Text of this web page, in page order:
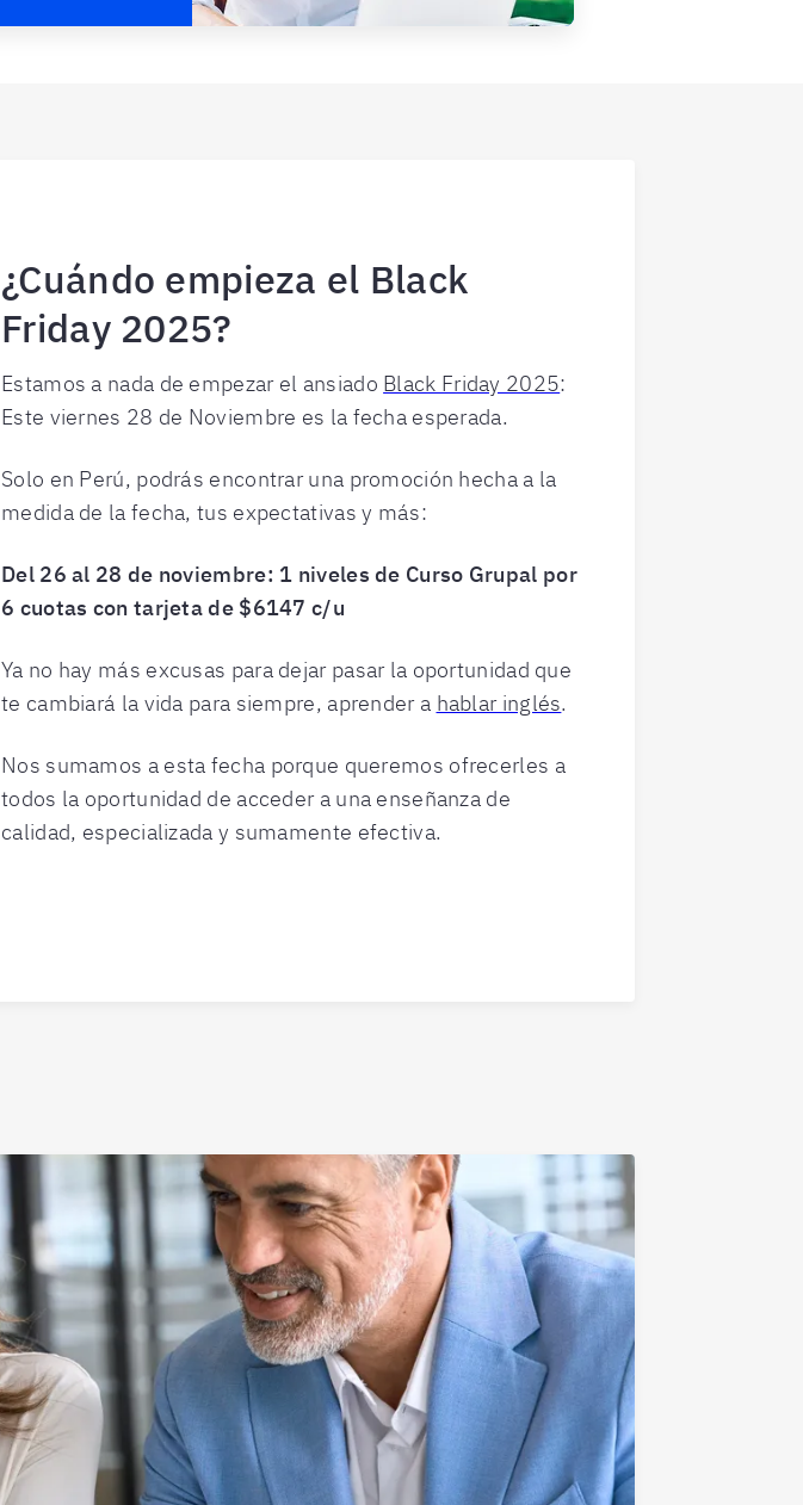
¿Cuándo empieza el Black
Friday 2025?
Estamos a nada de empezar el ansiado Black Friday 2025:
Este viernes 28 de Noviembre es la fecha esperada.
Solo en Perú, podrás encontrar una promoción hecha a la
medida de la fecha, tus expectativas y más:
Del 26 al 28 de noviembre: 1 niveles de Curso Grupal por
6 cuotas con tarjeta de $6147 c/u
Ya no hay más excusas para dejar pasar la oportunidad que
te cambiará la vida para siempre, aprender a hablar inglés.
Nos sumamos a esta fecha porque queremos ofrecerles a
todos la oportunidad de acceder a una enseñanza de
calidad, especializada y sumamente efectiva.